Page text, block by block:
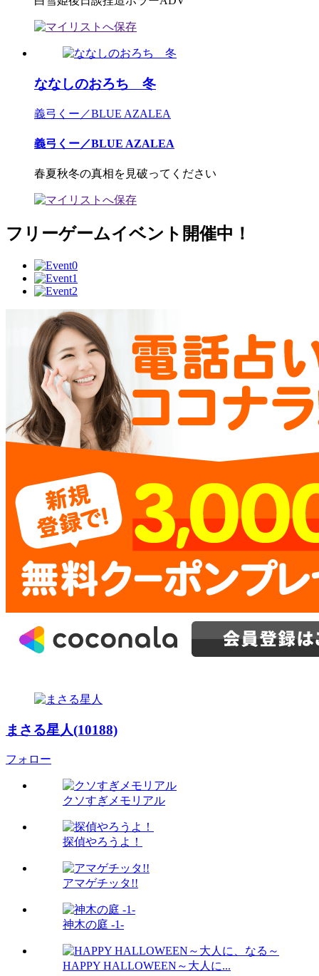
ななしのおろち 冬
義弓くー／BLUE AZALEA
義弓くー／BLUE AZALEA
春夏秋冬の真相を見破ってください
フリーゲームイベント開催中！
まさる星人(10188)
フォロー
クソすぎメモリアル
探偵やろうよ！
アマゲチッタ!!
神木の庭 -1-
HAPPY HALLOWEEN～大人に...